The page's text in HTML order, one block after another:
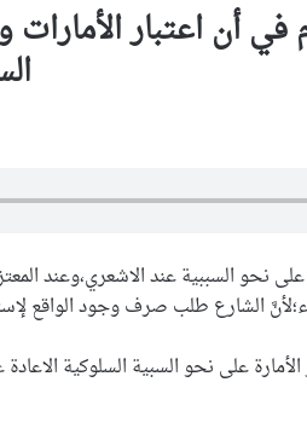
الكلام في أن اعتبار
على نحو السببية عند الاشعري،وعند
الشارع طلب صرف وجود الواقع
على نحو السبية السلوكية